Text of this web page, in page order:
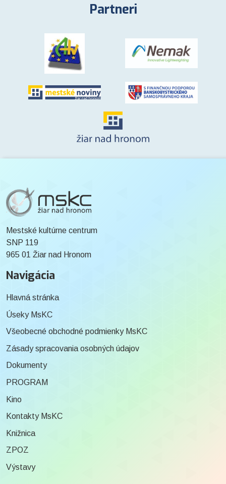
Partneri
Mestské kultúrne centrum
SNP 119
965 01 Žiar nad Hronom
Navigácia
Hlavná stránka
Úseky MsKC
Všeobecné obchodné podmienky MsKC
Zásady spracovania osobných údajov
Dokumenty
PROGRAM
Kino
Kontakty MsKC
Knižnica
ZPOZ
Výstavy